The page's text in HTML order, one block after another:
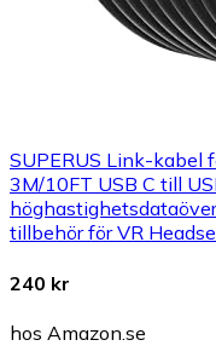
SUPERUS Link-kabel
3M/10FT USB C till
tillbehör för VR
240 kr
hos Amazon.se